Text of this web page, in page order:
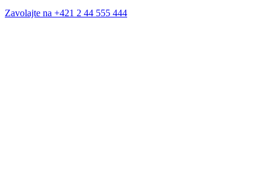
Zavolajte na +421 2 44 555 444